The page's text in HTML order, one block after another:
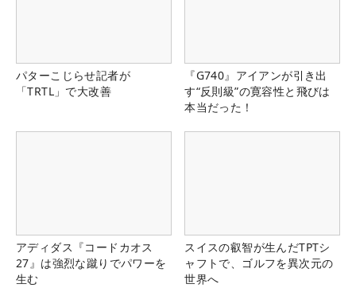
パターこじらせ記者が
「TRTL」で大改善
『G740』アイアンが引き出
す“反則級”の寛容性と飛びは
本当だった！
アディダス『コードカオス
27』は強烈な蹴りでパワーを
生む
スイスの叡智が生んだTPTシ
ャフトで、ゴルフを異次元の
世界へ